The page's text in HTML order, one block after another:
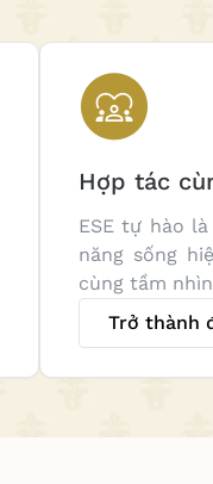
Hợp tác
ESE tự hào
năng sống
cùng tầm
Trở thành